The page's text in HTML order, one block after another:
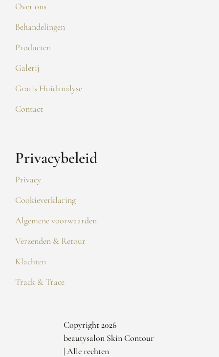
Over ons
Behandelingen
Producten
Galerij
Gratis Huidanalyse
Contact
Privacybeleid
Privacy
Cookieverklaring
Algemene voorwaarden
Verzenden & Retour
Klachten
Track & Trace
Copyright 2026
beautysalon Skin Contour
| Alle rechten